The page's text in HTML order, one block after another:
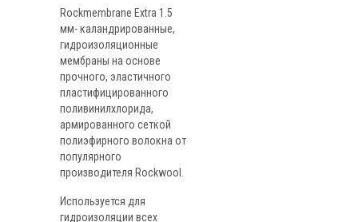
Rockmembrane Extra 1.5
мм- каландрированные,
гидроизоляционные
мембраны на основе
прочного, эластичного
пластифицированного
поливинилхлорида,
армированного сеткой
полиэфирного волокна от
популярного
производителя Rockwool.
Используется для
гидроизоляции всех